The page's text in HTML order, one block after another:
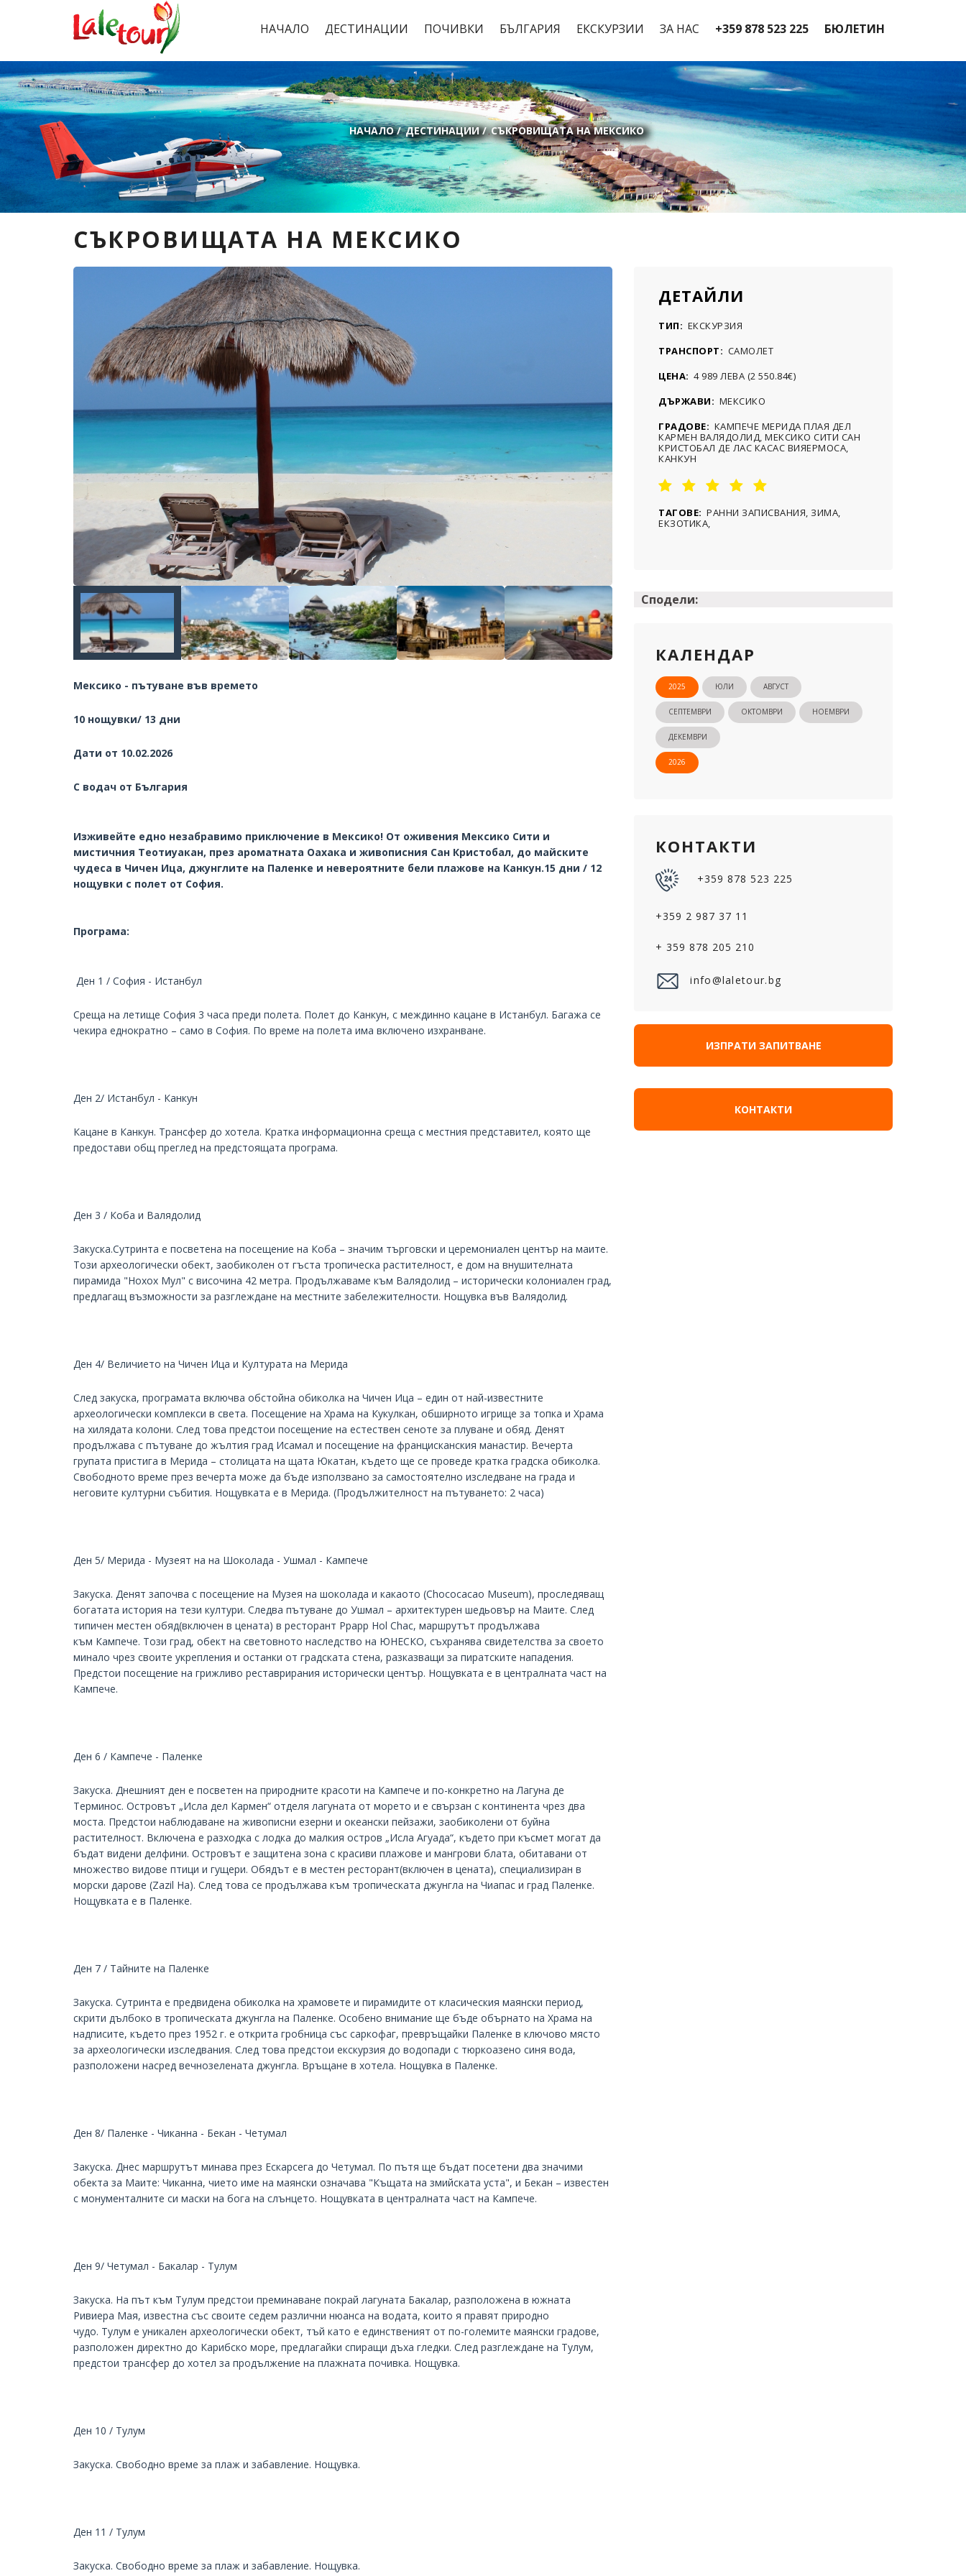
НАЧАЛО ДЕСТИНАЦИИ ПОЧИВКИ БЪЛГАРИЯ ЕКСКУРЗИИ ЗА НАС +359 878 523 225 БЮЛЕТИН
НАЧАЛО/ ДЕСТИНАЦИИ/ СЪКРОВИЩАТА НА МЕКСИКО
СЪКРОВИЩАТА НА МЕКСИКО
Мексико - пътуване във времето
10 нощувки/ 13 дни
Дати от 10.02.2026
С водач от България
Изживейте едно незабравимо приключение в Мексико! От оживения Мексико Сити и
мистичния Теотиуакан, през ароматната Оахака и живописния Сан Кристобал, до майските
чудеса в Чичен Ица, джунглите на Паленке и невероятните бели плажове на Канкун.15 дни / 12
нощувки с полет от София.
Програма:
Ден 1 / София - Истанбул
Среща на летище София 3 часа преди полета. Полет до Канкун, с междинно кацане в Истанбул. Багажа се
чекира еднократно – само в София. По време на полета има включено изхранване.
Ден 2/ Истанбул - Канкун
Кацане в Канкун. Трансфер до хотела. Кратка информационна среща с местния представител, която ще
предостави общ преглед на предстоящата програма.
Ден 3 / Коба и Валядолид
Закуска.Сутринта е посветена на посещение на Коба – значим търговски и церемониален център на маите.
Този археологически обект, заобиколен от гъста тропическа растителност, е дом на внушителната
пирамида "Нохох Мул" с височина 42 метра. Продължаваме към Валядолид – исторически колониален град,
предлагащ възможности за разглеждане на местните забележителности. Нощувка във Валядолид.
Ден 4/ Величието на Чичен Ица и Културата на Мерида
След закуска, програмата включва обстойна обиколка на Чичен Ица – един от най-известните
археологически комплекси в света. Посещение на Храма на Кукулкан, обширното игрище за топка и Храма
на хилядата колони. След това предстои посещение на естествен сеноте за плуване и обяд. Денят
продължава с пътуване до жълтия град Исамал и посещение на францисканския манастир. Вечерта
групата пристига в Мерида – столицата на щата Юкатан, където ще се проведе кратка градска обиколка.
Свободното време през вечерта може да бъде използвано за самостоятелно изследване на града и
неговите културни събития. Нощувката е в Мерида. (Продължителност на пътуването: 2 часа)
Ден 5/ Мерида - Музеят на на Шоколада - Ушмал - Кампече
Закуска. Денят започва с посещение на Музея на шоколада и какаото (Chococacao Museum), проследяващ
богатата история на тези култури. Следва пътуване до Ушмал – архитектурен шедьовър на Маите. След
типичен местен обяд(включен в цената) в ресторант Ppapp Hol Chac, маршрутът продължава
към Кампече. Този град, обект на световното наследство на ЮНЕСКО, съхранява свидетелства за своето
минало чрез своите укрепления и останки от градската стена, разказващи за пиратските нападения.
Предстои посещение на грижливо реставрирания исторически център. Нощувката е в централната част на
Кампече.
Ден 6 / Кампече - Паленке
Закуска. Днешният ден е посветен на природните красоти на Кампече и по-конкретно на Лагуна де
Терминос. Островът „Исла дел Кармен“ отделя лагуната от морето и е свързан с континента чрез два
моста. Предстои наблюдаване на живописни езерни и океански пейзажи, заобиколени от буйна
растителност. Включена е разходка с лодка до малкия остров „Исла Агуада“, където при късмет могат да
бъдат видени делфини. Островът е защитена зона с красиви плажове и мангрови блата, обитавани от
множество видове птици и гущери. Обядът е в местен ресторант(включен в цената), специализиран в
морски дарове (Zazil Ha). След това се продължава към тропическата джунгла на Чиапас и град Паленке.
Нощувката е в Паленке.
Ден 7 / Тайните на Паленке
Закуска. Сутринта е предвидена обиколка на храмовете и пирамидите от класическия маянски период,
скрити дълбоко в тропическата джунгла на Паленке. Особено внимание ще бъде обърнато на Храма на
надписите, където през 1952 г. е открита гробница със саркофаг, превръщайки Паленке в ключово място
за археологически изследвания. След това предстои екскурзия до водопади с тюркоазено синя вода,
разположени насред вечнозелената джунгла. Връщане в хотела. Нощувка в Паленке.
Ден 8/ Паленке - Чиканна - Бекан - Четумал
Закуска. Днес маршрутът минава през Ескарсега до Четумал. По пътя ще бъдат посетени два значими
обекта за Маите: Чиканна, чието име на маянски означава "Къщата на змийската уста", и Бекан – известен
с монументалните си маски на бога на слънцето. Нощувката в централната част на Кампече.
Ден 9/ Четумал - Бакалар - Тулум
Закуска. На път към Тулум предстои преминаване покрай лагуната Бакалар, разположена в южната
Ривиера Мая, известна със своите седем различни нюанса на водата, които я правят природно
чудо. Тулум е уникален археологически обект, тъй като е единственият от по-големите маянски градове,
разположен директно до Карибско море, предлагайки спиращи дъха гледки. След разглеждане на Тулум,
предстои трансфер до хотел за продължение на плажната почивка. Нощувка.
Ден 10 / Тулум
Закуска. Свободно време за плаж и забавление. Нощувка.
Ден 11 / Тулум
Закуска. Свободно време за плаж и забавление. Нощувка.
ДЕТАЙЛИ
ТИП: ЕКСКУРЗИЯ
ТРАНСПОРТ: САМОЛЕТ
ЦЕНА: 4 989 ЛЕВА (2 550.84€)
ДЪРЖАВИ: МЕКСИКО
ГРАДОВЕ: КАМПЕЧЕ МЕРИДА ПЛАЯ ДЕЛ
КАРМЕН ВАЛЯДОЛИД, МЕКСИКО СИТИ САН
КРИСТОБАЛ ДЕ ЛАС КАСАС ВИЯЕРМОСА,
КАНКУН
ТАГОВЕ: РАННИ ЗАПИСВАНИЯ, ЗИМА,
ЕКЗОТИКА,
Сподели:
КАЛЕНДАР
2025 ЮЛИ АВГУСТ
СЕПТЕМВРИ ОКТОМВРИ НОЕМВРИ
ДЕКЕМВРИ
2026
КОНТАКТИ
+359 878 523 225
+359 2 987 37 11
+ 359 878 205 210
info@laletour.bg
ИЗПРАТИ ЗАПИТВАНЕ
КОНТАКТИ